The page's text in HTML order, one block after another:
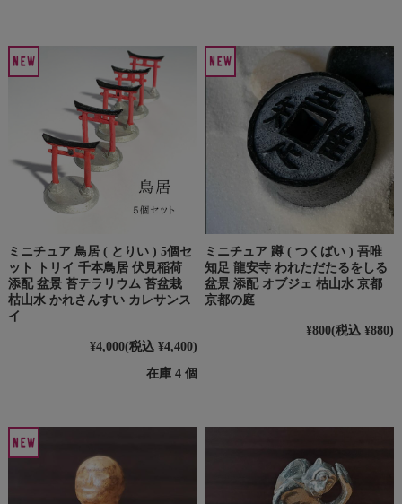
ミニチュア 鳥居 ( とりい ) 5個セ
ット トリイ 千本鳥居 伏見稲荷
添配 盆景 苔テラリウム 苔盆栽
枯山水 かれさんすい カレサンス
イ
¥4,000(税込 ¥4,400)
在庫 4 個
ミニチュア 蹲 ( つくばい ) 吾唯
知足 龍安寺 われただたるをしる
盆景 添配 オブジェ 枯山水 京都
京都の庭
¥800(税込 ¥880)